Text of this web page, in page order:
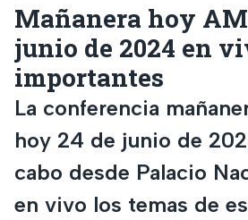
Mañanera hoy
junio de 2024 en
importantes
La conferencia
hoy 24 de junio de
cabo desde Palacio
en vivo los temas de